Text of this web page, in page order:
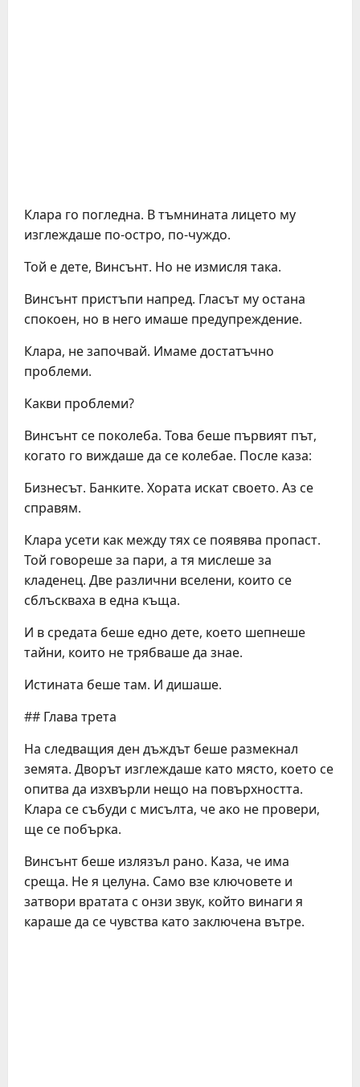
Клара го погледна. В тъмнината лицето му
изглеждаше по-остро, по-чуждо.
Той е дете, Винсънт. Но не измисля така.
Винсънт пристъпи напред. Гласът му остана
спокоен, но в него имаше предупреждение.
Клара, не започвай. Имаме достатъчно
проблеми.
Какви проблеми?
Винсънт се поколеба. Това беше първият път,
когато го виждаше да се колебае. После каза:
Бизнесът. Банките. Хората искат своето. Аз се
справям.
Клара усети как между тях се появява пропаст.
Той говореше за пари, а тя мислеше за
кладенец. Две различни вселени, които се
сблъскваха в една къща.
И в средата беше едно дете, което шепнеше
тайни, които не трябваше да знае.
Истината беше там. И дишаше.
## Глава трета
На следващия ден дъждът беше размекнал
земята. Дворът изглеждаше като място, което се
опитва да изхвърли нещо на повърхността.
Клара се събуди с мисълта, че ако не провери,
ще се побърка.
Винсънт беше излязъл рано. Каза, че има
среща. Не я целуна. Само взе ключовете и
затвори вратата с онзи звук, който винаги я
караше да се чувства като заключена вътре.